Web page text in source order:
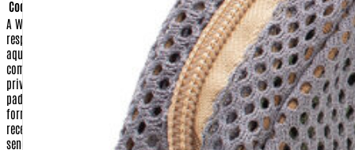
A Warfare.com.br sempre construiu sua imagem baseada na proteção e no
respeito aos direitos de seus consumidores.Dessa forma, apresentamos
aqui nossa Política de Privacidade e Segurança para que, ao realizar sua
compra conosco, você tenha sempre a certeza de que o sigilo e a
privacidade de seus dados serão respeitados dentro dos mais rigorosos
padrões de segurança na internet.Isso significa que qualquer dado
fornecido por você, seja no momento da compra ou no cadastramento para
receber algum dos nossos serviços, será guardado em nossos arquivos, não
sendo fornecido a terceiros para nenhuma outra utilização que não seja
aquela à qual você fez opção.Confira abaixo quais os itens que